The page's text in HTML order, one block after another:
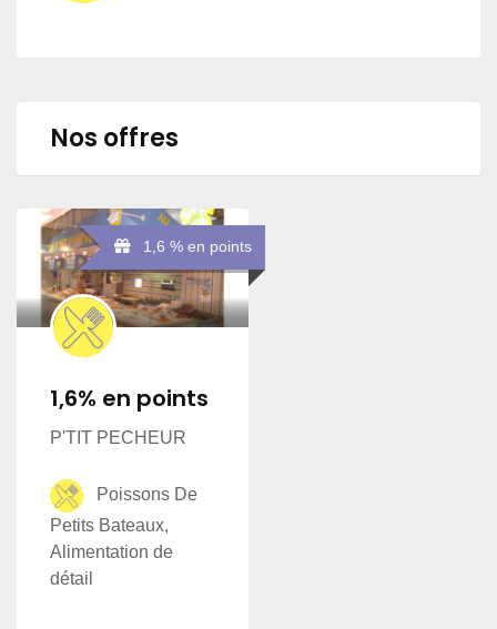
Nos offres
1,6 % en points
1,6% en points
P'TIT PECHEUR
Poissons De
Petits Bateaux,
Alimentation de
détail